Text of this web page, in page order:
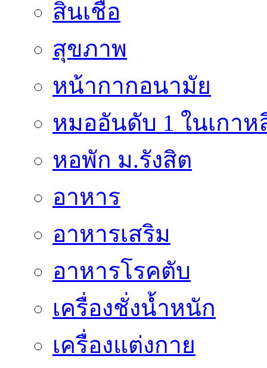
สินเชื่อ
สุขภาพ
หน้ากากอนามัย
หมออันดับ 1 ในเกาห
หอพัก ม.รังสิต
อาหาร
อาหารเสริม
อาหารโรคตับ
เครื่องชั่งน้ำหนัก
เครื่องแต่งกาย